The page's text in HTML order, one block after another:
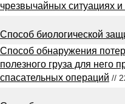
чрезвычайных ситуациях
Способ биологической
Способ обнаружения
полезного груза для него
спасательных операций //